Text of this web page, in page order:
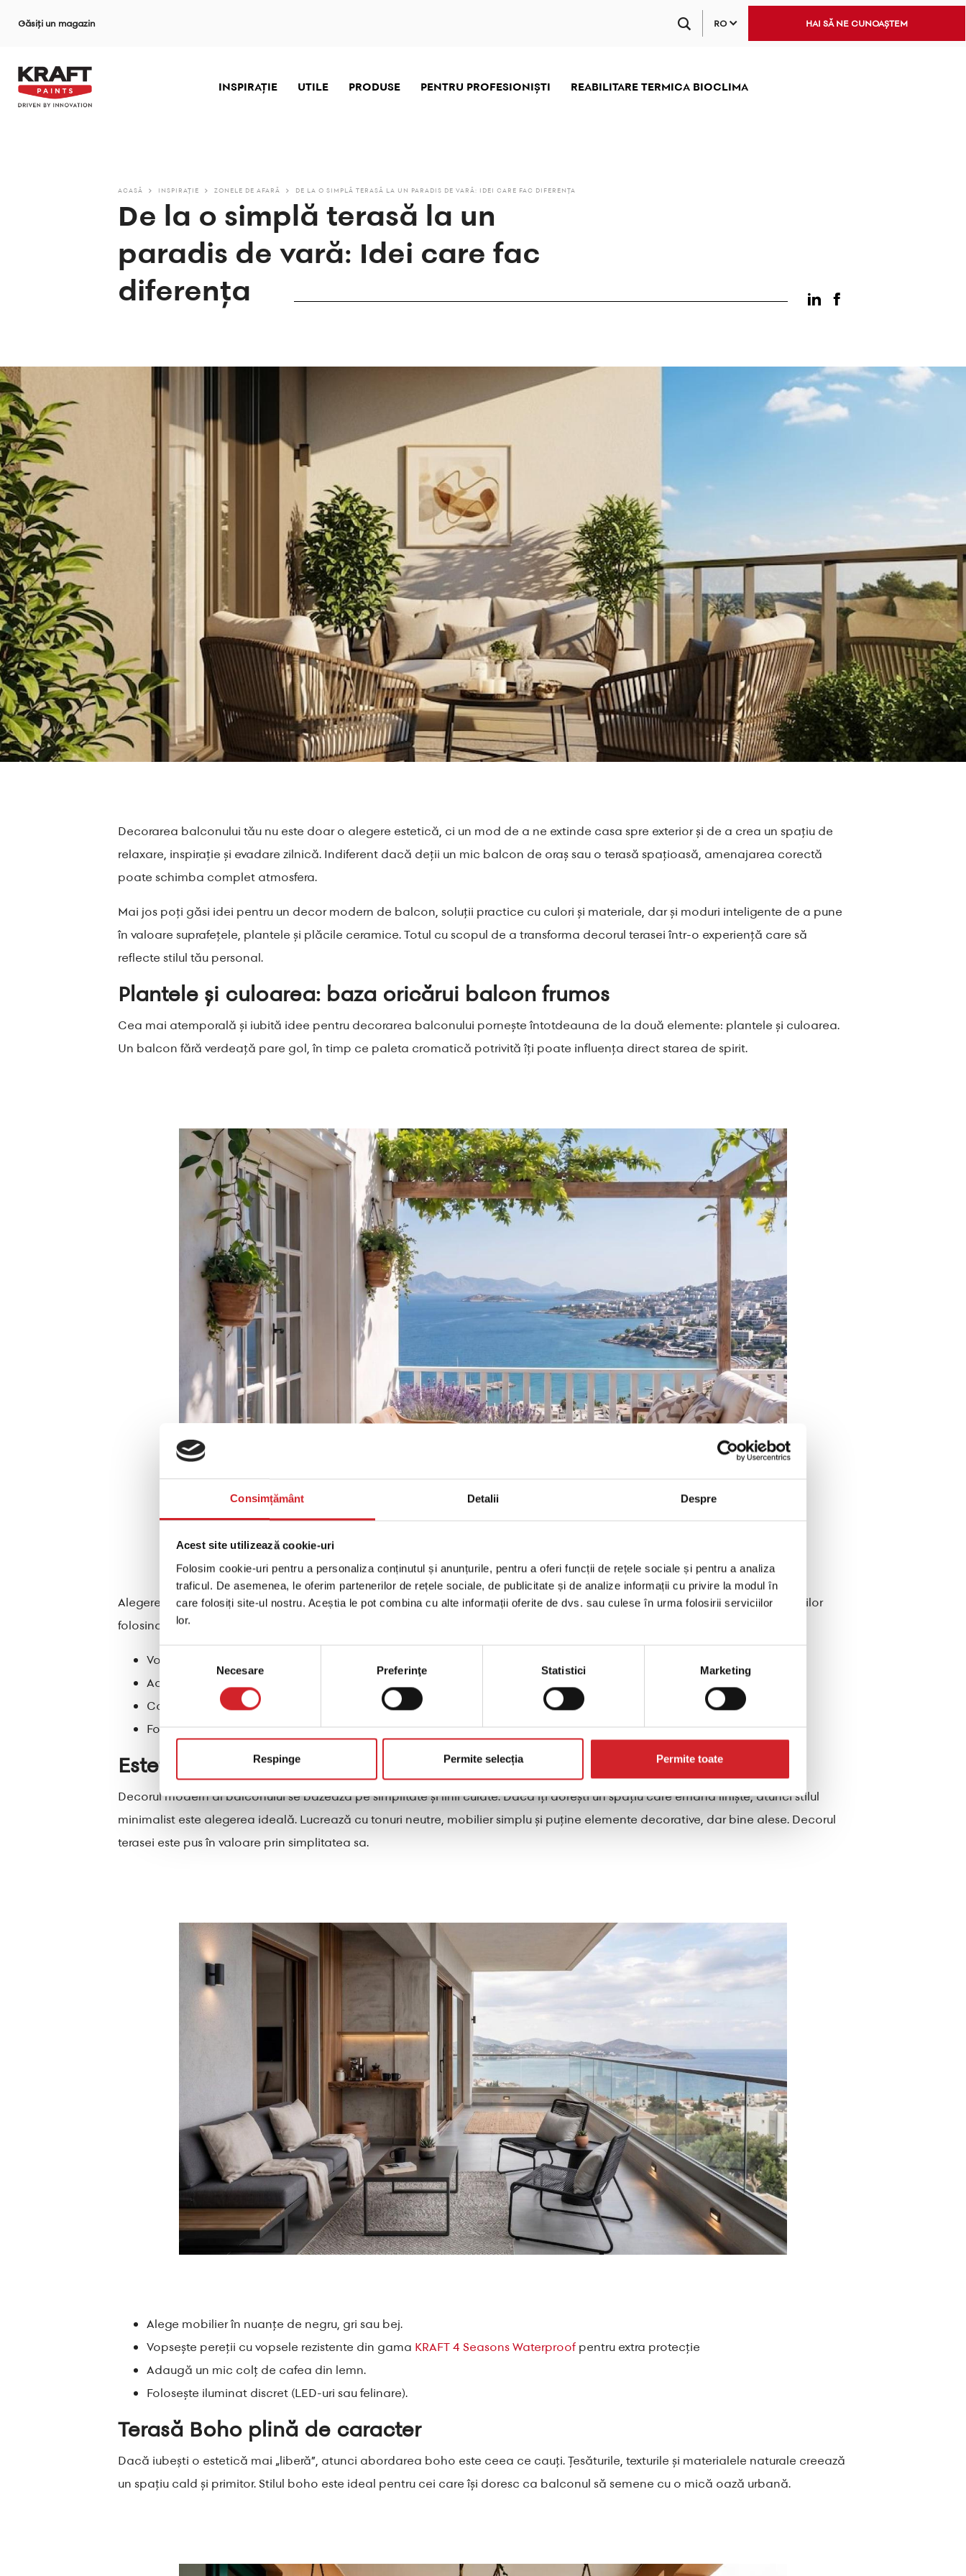
Consimțământ Detalii Despre
Acest site utilizează cookie-uri
Folosim cookie-uri pentru a personaliza conținutul și anunțurile, pentru a oferi funcții de rețele sociale și pentru a analiza
traficul. De asemenea, le oferim partenerilor de rețele sociale, de publicitate și de analize informații cu privire la modul în
care folosiți site-ul nostru. Aceștia le pot combina cu alte informații oferite de dvs. sau culese în urma folosirii serviciilor
lor.
consimțământului
Necesare Preferinţe Statistici Marketing
Respinge Permite selecția Permite toate
Găsiți un magazin RO HAI SĂ NE CUNOAȘTEM
INSPIRAȚIE UTILE PRODUSE PENTRU PROFESIONIŞTI REABILITARE TERMICA BIOCLIMA
ACASĂ INSPIRAȚIE ZONELE DE AFARĂ DE LA O SIMPLĂ TERASĂ LA UN PARADIS DE VARĂ: IDEI CARE FAC DIFERENȚA
De la o simplă terasă la un
paradis de vară: Idei care fac
diferența
Decorarea balconului tău nu este doar o alegere estetică, ci un mod de a ne extinde casa spre exterior și de a crea un spațiu de
relaxare, inspirație și evadare zilnică. Indiferent dacă deții un mic balcon de oraș sau o terasă spațioasă, amenajarea corectă
poate schimba complet atmosfera.
Mai jos poți găsi idei pentru un decor modern de balcon, soluții practice cu culori și materiale, dar și moduri inteligente de a pune
în valoare suprafețele, plantele și plăcile ceramice. Totul cu scopul de a transforma decorul terasei într-o experiență care să
reflecte stilul tău personal.
Plantele și culoarea: baza oricărui balcon frumos
Cea mai atemporală și iubită idee pentru decorarea balconului pornește întotdeauna de la două elemente: plantele și culoarea.
Un balcon fără verdeață pare gol, în timp ce paleta cromatică potrivită îți poate influența direct starea de spirit.
Alegerea plantelor rezistente (cum ar fi lavanda, busuiocul sau mușcatele) se combină ideal cu o vopsire proaspătă a pereților
folosind vopsele de exterior de înaltă rezistență de la KRAFT Paints.
Vopsește peretele terasei în alb luminos sau gri cald pentru o senzație de spațiu aerisit.
Adaugă ghivece verticale pentru a economisi spațiu
Combină verdele plantelor cu nuanțe pastelate pentru un efect „mediteranean”.
Folosește vopsele de exterior durabile, precumKRAFT 4 Seasons, pentru rezistență în timp.
Estetică modernă minimalistă
Decorul modern al balconului se bazează pe simplitate și linii curate. Dacă îți dorești un spațiu care emană liniște, atunci stilul
minimalist este alegerea ideală. Lucrează cu tonuri neutre, mobilier simplu și puține elemente decorative, dar bine alese. Decorul
terasei este pus în valoare prin simplitatea sa.
Alege mobilier în nuanțe de negru, gri sau bej.
Vopsește pereții cu vopsele rezistente din gama KRAFT 4 Seasons Waterproof pentru extra protecție
Adaugă un mic colț de cafea din lemn.
Folosește iluminat discret (LED-uri sau felinare).
Terasă Boho plină de caracter
Dacă iubești o estetică mai „liberă”, atunci abordarea boho este ceea ce cauți. Țesăturile, texturile și materialele naturale creează
un spațiu cald și primitor. Stilul boho este ideal pentru cei care își doresc ca balconul să semene cu o mică oază urbană.